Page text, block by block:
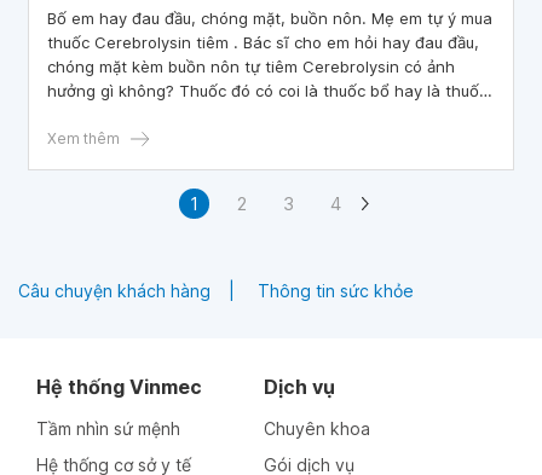
Bố em hay đau đầu, chóng mặt, buồn nôn. Mẹ em tự ý mua
thuốc Cerebrolysin tiêm . Bác sĩ cho em hỏi hay đau đầu,
chóng mặt kèm buồn nôn tự tiêm Cerebrolysin có ảnh
hưởng gì không? Thuốc đó có coi là thuốc bổ hay là thuốc
Xem thêm
1 2 3 4
Câu chuyện khách hàng Thông tin sức khỏe
Hệ thống Vinmec
Tầm nhìn sứ mệnh
Hệ thống cơ sở y tế
Dịch vụ
Chuyên khoa
Gói dịch vụ